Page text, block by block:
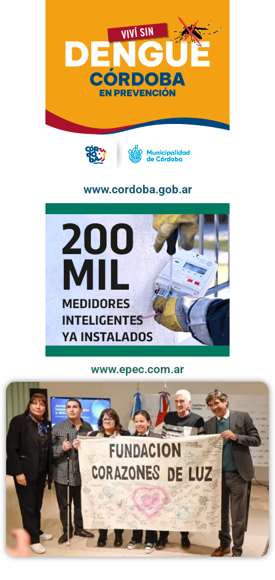
www.cordoba.gob.ar
www.epec.com.ar